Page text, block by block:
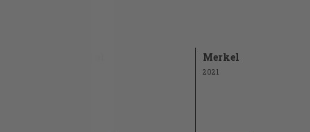
Merkel
2021